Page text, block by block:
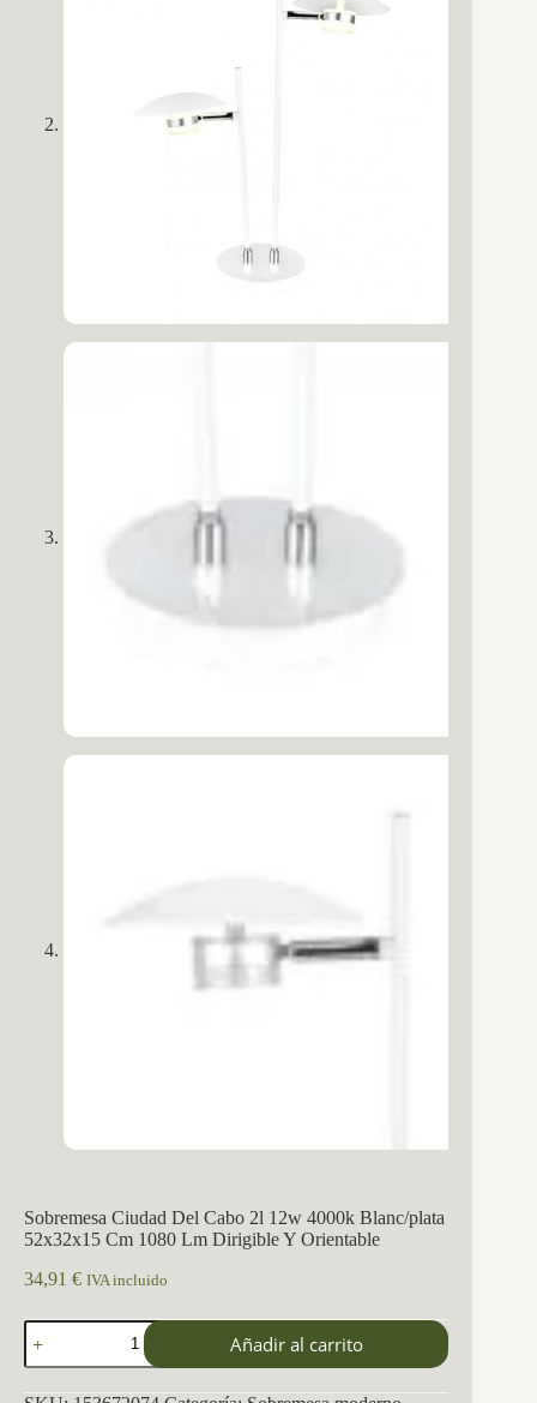
Sobremesa Ciudad Del Cabo 2l 12w 4000k Blanc/plata
52x32x15 Cm 1080 Lm Dirigible Y Orientable
34,91 € IVA incluido
Sobremesa
Ciudad
Del
Cabo
Añadir al carrito